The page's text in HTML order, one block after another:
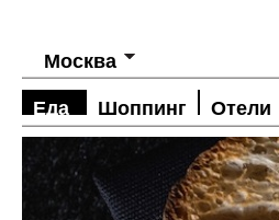
Москва
Еда Шоппинг Отели